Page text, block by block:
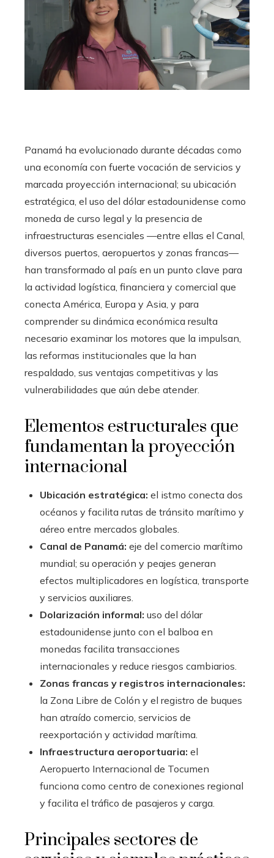
Panamá ha evolucionado durante décadas como
una economía con fuerte vocación de servicios y
marcada proyección internacional; su ubicación
estratégica, el uso del dólar estadounidense como
moneda de curso legal y la presencia de
infraestructuras esenciales —entre ellas el Canal,
diversos puertos, aeropuertos y zonas francas—
han transformado al país en un punto clave para
la actividad logística, financiera y comercial que
conecta América, Europa y Asia, y para
comprender su dinámica económica resulta
necesario examinar los motores que la impulsan,
las reformas institucionales que la han
respaldado, sus ventajas competitivas y las
vulnerabilidades que aún debe atender.
Elementos estructurales que
fundamentan la proyección
internacional
Ubicación estratégica: el istmo conecta dos
océanos y facilita rutas de tránsito marítimo y
aéreo entre mercados globales.
Canal de Panamá: eje del comercio marítimo
mundial; su operación y peajes generan
efectos multiplicadores en logística, transporte
y servicios auxiliares.
Dolarización informal: uso del dólar
estadounidense junto con el balboa en
monedas facilita transacciones
internacionales y reduce riesgos cambiarios.
Zonas francas y registros internacionales:
la Zona Libre de Colón y el registro de buques
han atraído comercio, servicios de
reexportación y actividad marítima.
Infraestructura aeroportuaria: el
Aeropuerto Internacional de Tocumen
funciona como centro de conexiones regional
y facilita el tráfico de pasajeros y carga.
Principales sectores de